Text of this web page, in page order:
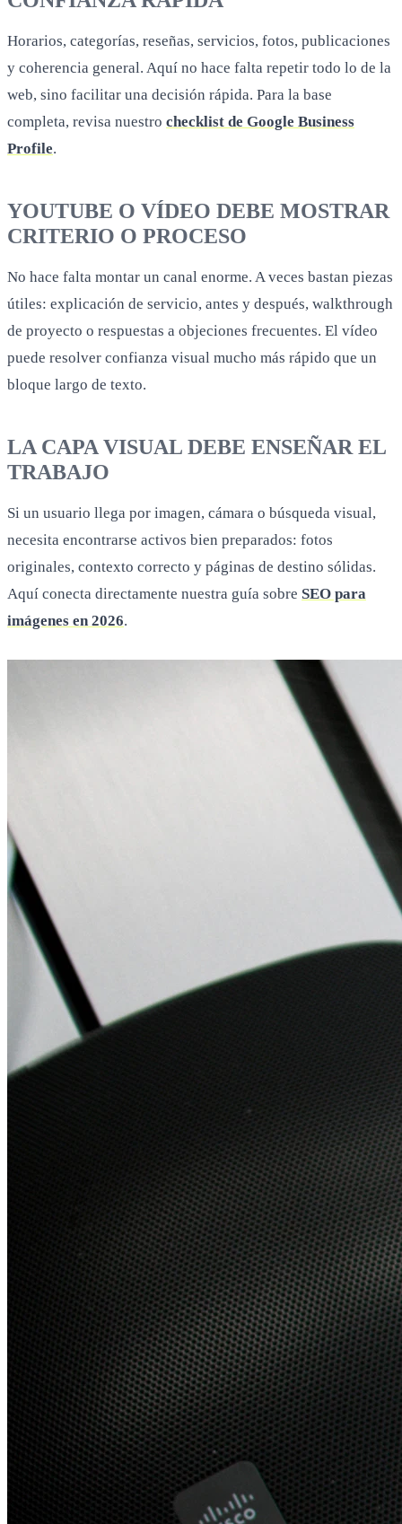
YOUTUBE O VÍDEO DEBE MOSTRAR
CRITERIO O PROCESO
No hace falta montar un canal enorme. A veces bastan piezas
útiles: explicación de servicio, antes y después, walkthrough
puede resolver confianza visual mucho más rápido que un
bloque largo de texto.
LA CAPA VISUAL DEBE ENSEÑAR EL
TRABAJO
Si un usuario llega por imagen, cámara o búsqueda visual,
necesita encontrarse activos bien preparados: fotos
Aquí conecta directamente nuestra guía sobreSEO para
imágenes en 2026